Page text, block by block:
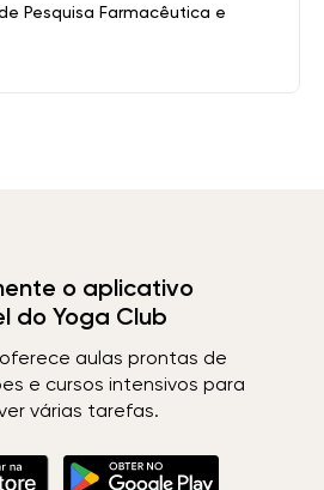
Pesquisa Farmacêutica e
o aplicativo
do Yoga Club
aulas prontas de
e cursos intensivos para
várias tarefas.